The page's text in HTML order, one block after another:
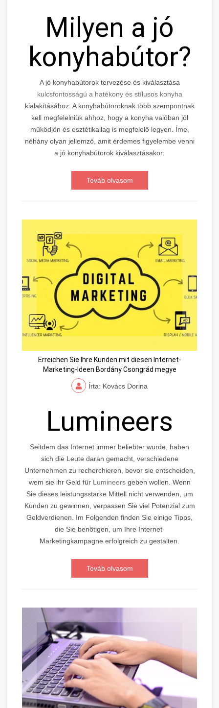
Milyen a jó
konyhabútor?
A jó konyhabútorok tervezése és kiválasztása
kulcsfontosságú a hatékony és stílusos konyha
kialakításához. A konyhabútoroknak több szempontnak
kell megfelelniük ahhoz, hogy a konyha valóban jól
működjön és esztétikailag is megfelelő legyen. Íme,
néhány olyan jellemző, amit érdemes figyelembe venni
a jó konyhabútorok kiválasztásakor:
Továb olvasom
Erreichen Sie Ihre Kunden mit diesen Internet-
Marketing-Ideen Bordány Csongrád megye
Írta: Kovács Dorina
Lumineers
Seitdem das Internet immer beliebter wurde, haben
sich die Leute daran gemacht, verschiedene
Unternehmen zu recherchieren, bevor sie entscheiden,
wem sie ihr Geld für Lumineersgeben wollen. Wenn
Sie dieses leistungsstarke Mittell nicht verwenden, um
Kunden zu gewinnen, verpassen Sie viel Potenzial zum
Geldverdienen. Im Folgenden finden Sie einige Tipps,
die Sie benötigen, um Ihre Internet-
Marketingkampagne erfolgreich zu gestalten.
Továb olvasom